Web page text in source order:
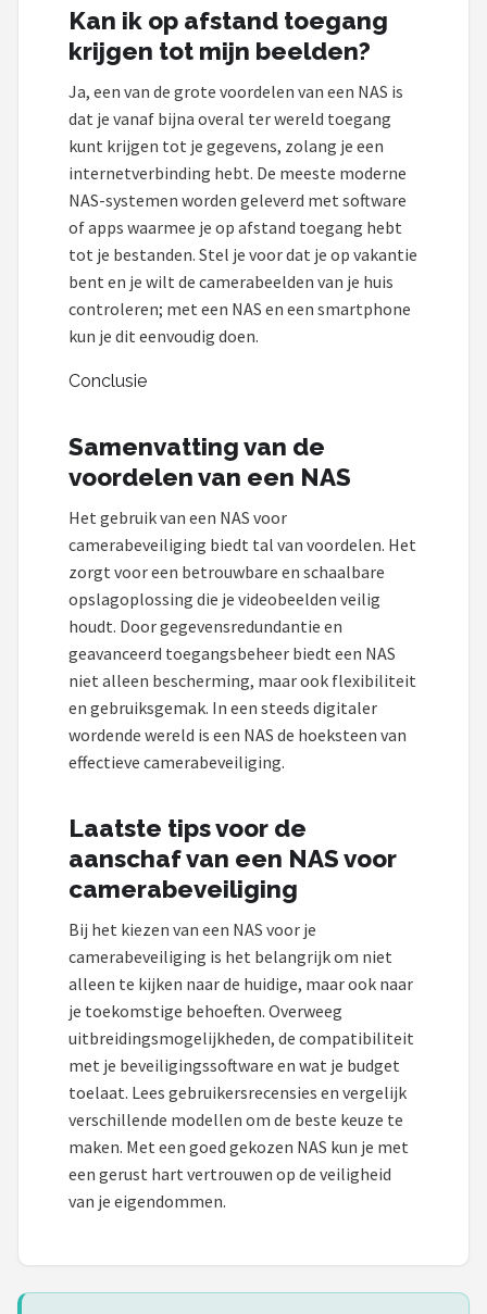
Kan ik op afstand toegang
krijgen tot mijn beelden?
Ja, een van de grote voordelen van een NAS is
dat je vanaf bijna overal ter wereld toegang
kunt krijgen tot je gegevens, zolang je een
internetverbinding hebt. De meeste moderne
NAS-systemen worden geleverd met software
of apps waarmee je op afstand toegang hebt
tot je bestanden. Stel je voor dat je op vakantie
bent en je wilt de camerabeelden van je huis
controleren; met een NAS en een smartphone
kun je dit eenvoudig doen.
Conclusie
Samenvatting van de
voordelen van een NAS
Het gebruik van een NAS voor
camerabeveiliging biedt tal van voordelen. Het
zorgt voor een betrouwbare en schaalbare
opslagoplossing die je videobeelden veilig
houdt. Door gegevensredundantie en
geavanceerd toegangsbeheer biedt een NAS
niet alleen bescherming, maar ook flexibiliteit
en gebruiksgemak. In een steeds digitaler
wordende wereld is een NAS de hoeksteen van
effectieve camerabeveiliging.
Laatste tips voor de
aanschaf van een NAS voor
camerabeveiliging
Bij het kiezen van een NAS voor je
camerabeveiliging is het belangrijk om niet
alleen te kijken naar de huidige, maar ook naar
je toekomstige behoeften. Overweeg
uitbreidingsmogelijkheden, de compatibiliteit
met je beveiligingssoftware en wat je budget
toelaat. Lees gebruikersrecensies en vergelijk
verschillende modellen om de beste keuze te
maken. Met een goed gekozen NAS kun je met
een gerust hart vertrouwen op de veiligheid
van je eigendommen.